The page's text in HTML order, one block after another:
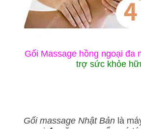
Gối Massage hồng ngoại đa
trợ sức khỏe
Gối massage Nhật Bản là